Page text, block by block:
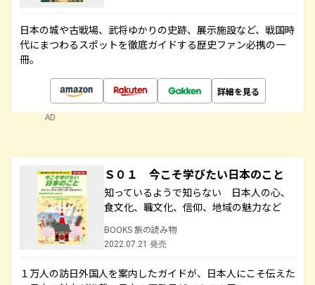
日本の城や古戦場、武将ゆかりの史跡、展示施設など、戦国時
代にまつわるスポットを徹底ガイドする歴史ファン必携の一
冊。
詳細を見る
AD
Ｓ０１ 今こそ学びたい日本のこと
知っているようで知らない 日本人の心、
食文化、職文化、信仰、地域の魅力など
BOOKS 旅の読み物
2022.07.21 発売
１万人の訪日外国人を案内したガイドが、日本人にこそ伝えた